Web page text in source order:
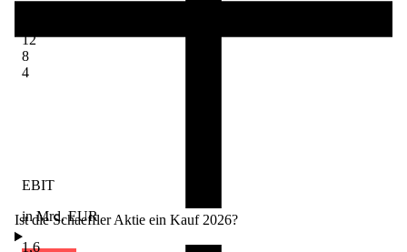
12
8
4
EBIT
in Mrd. EUR
1,6
Ist die Schaeffler Aktie ein Kauf 2026?